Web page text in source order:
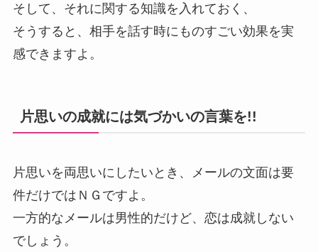
そして、それに関する知識を入れておく、
そうすると、相手を話す時にものすごい効果を実
感できますよ。
片思いの成就には気づかいの言葉を!!
片思いを両思いにしたいとき、メールの文面は要
件だけではＮＧですよ。
一方的なメールは男性的だけど、恋は成就しない
でしょう。